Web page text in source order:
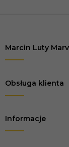
Marcin Luty
biuro@marvio-rc.pl
Obsługa klienta
Informacje